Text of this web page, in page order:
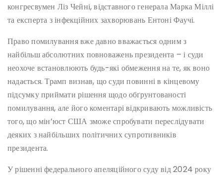
конгресвумен Ліз Чейні, відставного генерала Марка Міллі
та експерта з інфекційних захворювань Ентоні Фаучі.
Право помилування вже давно вважається одним з
найбільш абсолютних повноважень президента – і суди
неохоче встановлюють будь-які обмеження на те, як воно
надається. Трамп визнав, що суди повинні в кінцевому
підсумку приймати рішення щодо обґрунтованості
помилування, але його коментарі відкривають можливість
того, що мін’юст США зможе спробувати переслідувати
деяких з найбільших політичних супротивників
президента.
У рішенні федерального апеляційного суду від 2024 року